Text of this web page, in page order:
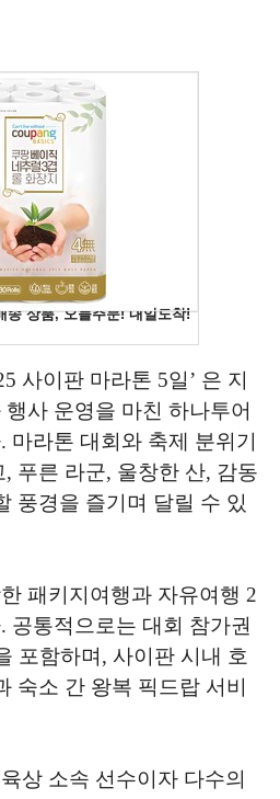
사이판 마라톤 5일’ 은 지
사 운영을 마친 하나투어
마라톤 대회와 축제 분위기
푸른 라군, 울창한 산, 감동
풍경을 즐기며 달릴 수 있
패키지여행과 자유여행 2
공통적으로는 대회 참가권
포함하며, 사이판 시내 호
숙소 간 왕복 픽드랍 서비
상 소속 선수이자 다수의